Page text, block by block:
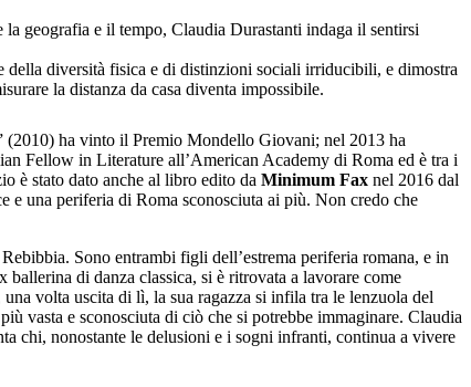
geografia e il tempo, Claudia Durastanti indaga il sentirsi
della diversità fisica e di distinzioni sociali irriducibili, e dimostra
la distanza da casa diventa impossibile.
(2010) ha vinto il Premio Mondello Giovani; nel 2013 ha
Fellow in Literature all’American Academy di Roma ed è tra i
è stato dato anche al libro edito da Minimum Fax nel 2016 dal
e una periferia di Roma sconosciuta ai più. Non credo che
Sono entrambi figli dell’estrema periferia romana, e in
di danza classica, si è ritrovata a lavorare come
volta uscita di lì, la sua ragazza si infila tra le lenzuola del
vasta e sconosciuta di ciò che si potrebbe immaginare. Claudia
chi, nonostante le delusioni e i sogni infranti, continua a vivere